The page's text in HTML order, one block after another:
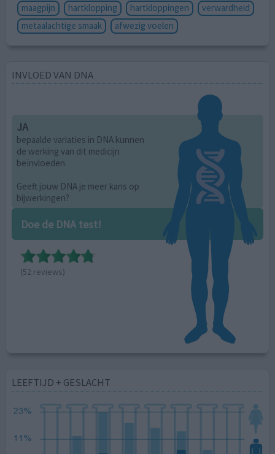
maagpijn
hartklopping hartkloppingen
verwardheid
metaalachtige smaak
afwezig voelen
INVLOED VAN DNA
JA
bepaalde variaties in DNA kunnen
de werking van dit medicijn
beïnvloeden.
Geeft jouw DNA je meer kans op
bijwerkingen?
Doe de DNA test!
(52 reviews)
LEEFTIJD + GESLACHT